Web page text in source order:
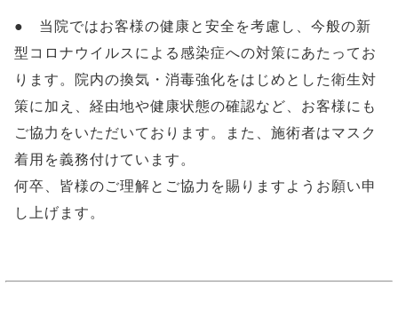
● 当院ではお客様の健康と安全を考慮し、今般の新
型コロナウイルスによる感染症への対策にあたってお
ります。院内の換気・消毒強化をはじめとした衛生対
策に加え、経由地や健康状態の確認など、お客様にも
ご協力をいただいております。また、施術者はマスク
着用を義務付けています。
何卒、皆様のご理解とご協力を賜りますようお願い申
し上げます。